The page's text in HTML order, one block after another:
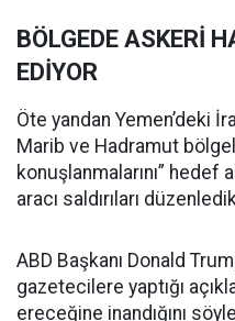
BÖLGEDE ASKERİ
EDİYOR
Öte yandan Yemen’deki
Marib ve Hadramut
konuşlanmalarını” hedef
aracı saldırıları
ABD Başkanı Donald
gazetecilere yaptığı
ereceğine inandığını